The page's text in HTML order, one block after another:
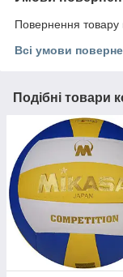
Повернення товару
Всі умови
Подібні товари